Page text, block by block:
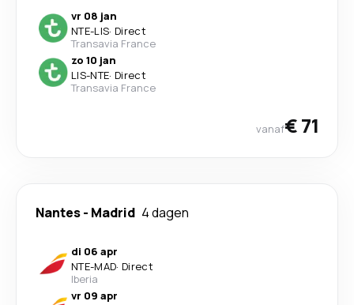
vr 08 jan
NTE-LIS· Direct
Transavia France
zo 10 jan
LIS-NTE· Direct
Transavia France
vanaf€ 71
Nantes- Madrid 4 dagen
di 06 apr
NTE-MAD· Direct
Iberia
vr 09 apr